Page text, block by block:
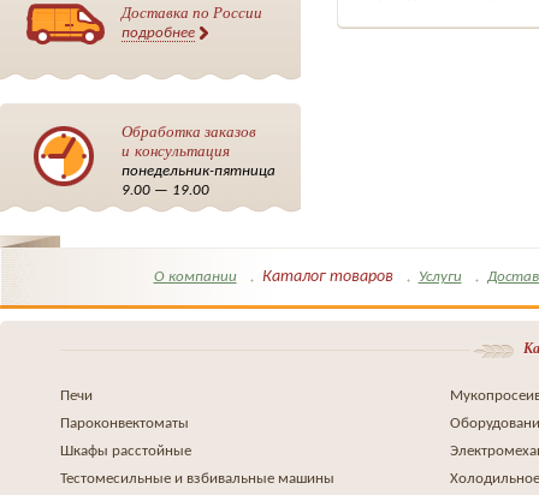
Доставка по России
подробнее
Обработка заказов
и консультация
понедельник-пятница
9.00 — 19.00
О компании Каталог товаров Услуги
Печи
Пароконвектоматы
Шкафы расстойные
Тестомесильные и взбивальные машины